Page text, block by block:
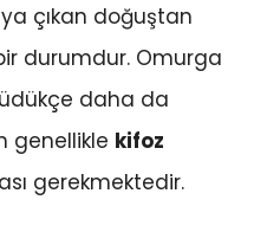
çıkan doğuştan
durumdur. Omurga
daha da
genellikle kifoz
gerekmektedir.